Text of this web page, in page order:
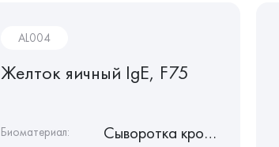
AL004
Желток яичный IgE, F75
Биоматериал: Сыворотка крови